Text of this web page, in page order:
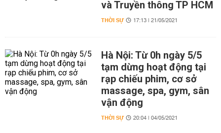
và Truyền thông TP HCM
THỜI SỰ 17:13 | 21/05/2021
Hà Nội: Từ 0h ngày 5/5
tạm dừng hoạt động tại
rạp chiếu phim, cơ sở
massage, spa, gym, sân
vận động
THỜI SỰ 20:04 | 04/05/2021